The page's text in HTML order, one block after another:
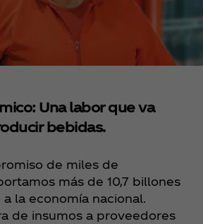
Una labor que va
bebidas.
de miles de
más de 10,7 billones
la economía nacional.
de insumos a proveedores